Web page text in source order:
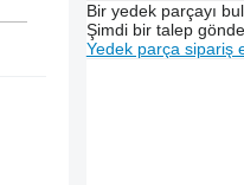
Bir yedek parçayı
Şimdi bir talep
Yedek parça sipariş